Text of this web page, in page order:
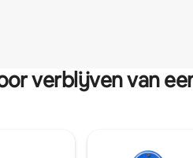
verblijven van